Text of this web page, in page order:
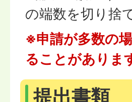
の端数を切り捨
※申請が多数の
ることがありま
提出書類